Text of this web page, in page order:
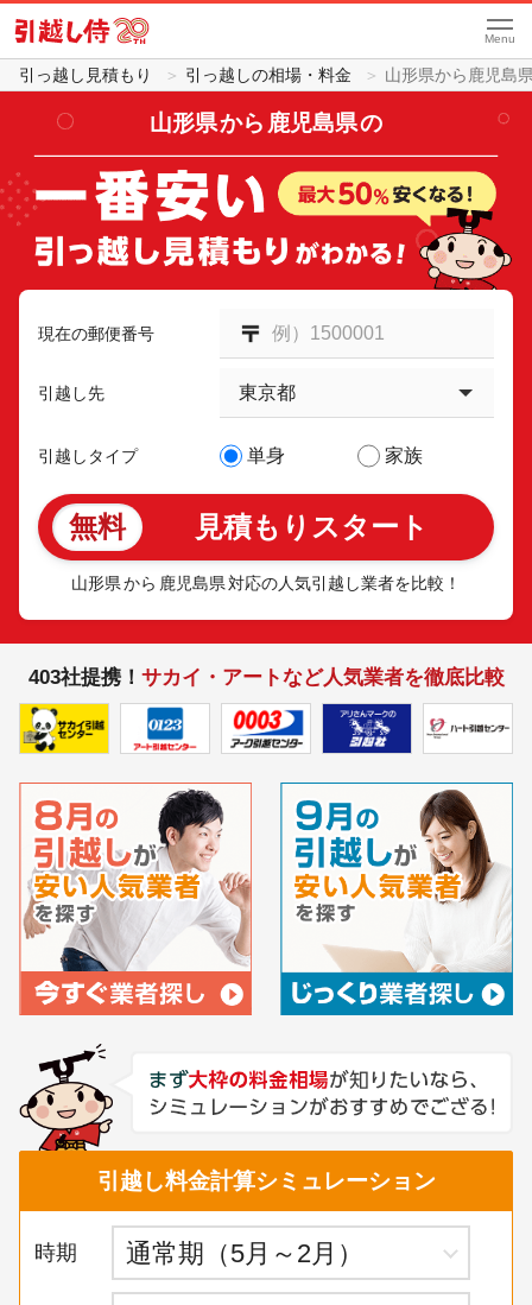
Menu
引っ越し見積もり 引っ越しの相場・料金 山形県から鹿児島
山形県から 鹿児島県の
現在の郵便番号
引越し先
引越しタイプ 単身 家族
無料 見積もりスタート
山形県から 鹿児島県対応の人気引越し業者を比較！
403社提携！ サカイ・アートなど人気業者を徹底比較
引越し料金計算シミュレーション
時期